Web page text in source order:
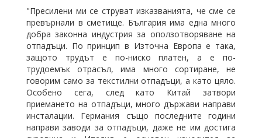
"Пресилени ми се струват изказванията, че сме се
превърнали в сметище. България има една много
добра законна индустрия за оползотворяване на
отпадъци. По принцип в Източна Европа е така,
защото трудът е по-ниско платен, а е по-
трудоемък отрасъл, има много сортиране, не
говорим само за текстилни отпадъци, а като цяло.
Особено сега, след като Китай затвори
приемането на отпадъци, много държави направи
инсталации. Германия също последните години
направи заводи за отпадъци, даже не им достига